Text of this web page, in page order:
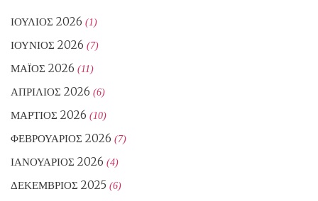
ΙΟΎΛΙΟΣ 2026 (1)
ΙΟΎΝΙΟΣ 2026 (7)
ΜΆΙΟΣ 2026 (11)
ΑΠΡΊΛΙΟΣ 2026 (6)
ΜΆΡΤΙΟΣ 2026 (10)
ΦΕΒΡΟΥΆΡΙΟΣ 2026 (7)
ΙΑΝΟΥΆΡΙΟΣ 2026 (4)
ΔΕΚΈΜΒΡΙΟΣ 2025 (6)